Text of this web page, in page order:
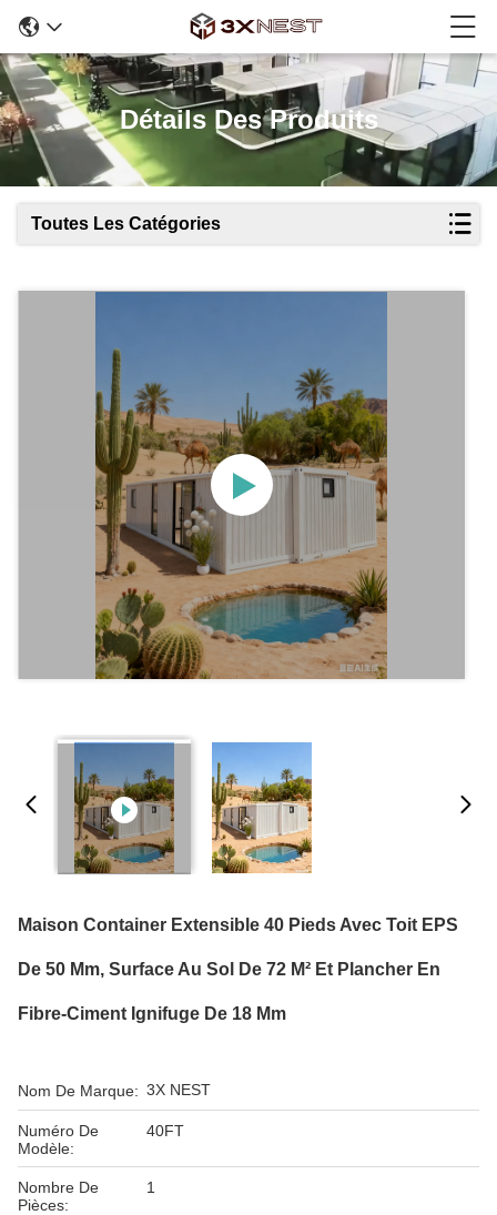
Détails Des Produits
Toutes Les Catégories
Maison Container Extensible 40 Pieds Avec Toit EPS
De 50 Mm, Surface Au Sol De 72 M² Et Plancher En
Fibre-Ciment Ignifuge De 18 Mm
Nom De Marque: 3X NEST
Numéro De
Modèle:
40FT
Nombre De
Pièces:
1